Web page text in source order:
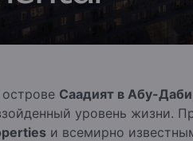
острове Саадият в Абу-Даби
уровень жизни.
и всемирно